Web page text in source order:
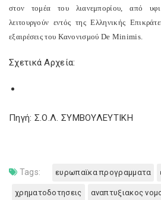
στον τομέα του λιανεμπορίου, από
λειτουργούν εντός της Ελληνικής
εξαιρέσεις του Κανονισμού De Minimis.
Σχετικά Αρχεία:
Πηγή: Σ.Ο.Λ. ΣΥΜΒΟΥΛΕΥΤΙΚΗ
Tags: ευρωπαϊκα προγραμματα
χρηματοδοτησεις αναπτυξιακος